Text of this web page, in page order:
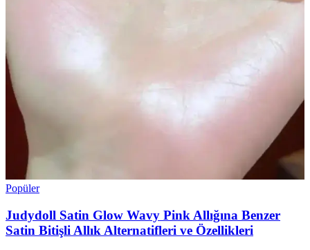
Popüler
Judydoll Satin Glow Wavy Pink Allığına Benzer
Satin Bitişli Allık Alternatifleri ve Özellikleri